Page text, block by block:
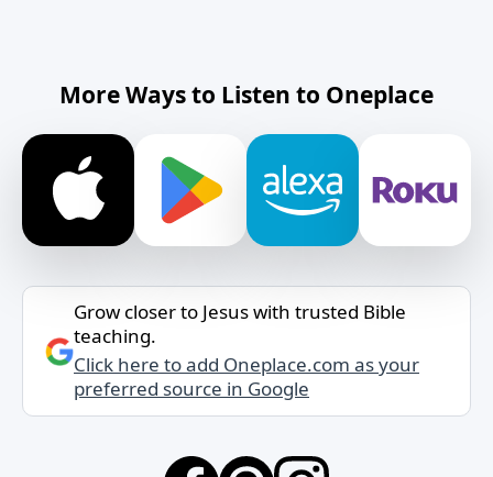
More Ways to Listen to Oneplace
Grow closer to Jesus with trusted Bible
teaching.
Click here to add Oneplace.com as your
preferred source in Google